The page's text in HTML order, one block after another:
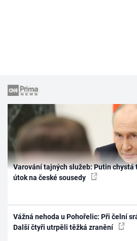
Varování tajných služeb: Putin chystá
útok na české sousedy
Vážná nehoda u Pohořelic: Při čelní
Další čtyři utrpěli těžká zranění